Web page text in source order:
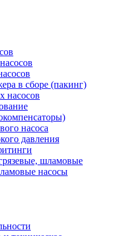
в сборе (пакинг)
насосов
насоса
давления
шламовые
насосы